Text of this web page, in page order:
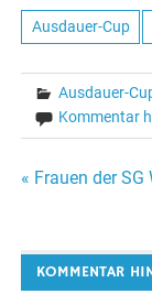
Ausdauer-Cup
Ausdauer-
Kommentar
« Frauen der
KOMMENTAR